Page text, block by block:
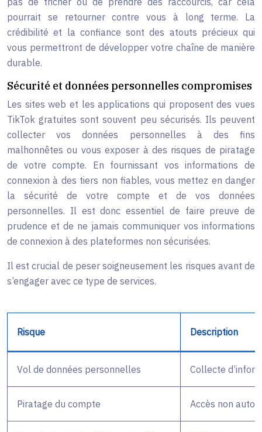
pourrait se retourner contre vous à long terme. La
crédibilité et la confiance sont des atouts précieux qui
vous permettront de développer votre chaîne de manière
durable.
Sécurité et données personnelles compromises
Les sites web et les applications qui proposent des vues
TikTok gratuites sont souvent peu sécurisés. Ils peuvent
collecter vos données personnelles à des fins
malhonnêtes ou vous exposer à des risques de piratage
de votre compte. En fournissant vos informations de
connexion à des tiers non fiables, vous mettez en danger
la sécurité de votre compte et de vos données
personnelles. Il est donc essentiel de faire preuve de
prudence et de ne jamais communiquer vos informations
de connexion à des plateformes non sécurisées.
Il est crucial de peser soigneusement les risques avant de
s’engager avec ce type de services.
Risque Description
Vol de données personnelles Collecte
Piratage du compte Accès non